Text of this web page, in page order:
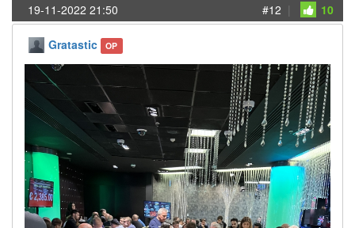
19-11-2022 21:50 #12 | 10
Gratastic OP